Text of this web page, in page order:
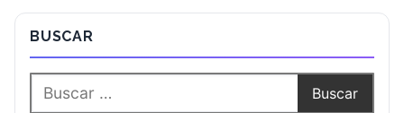
BUSCAR